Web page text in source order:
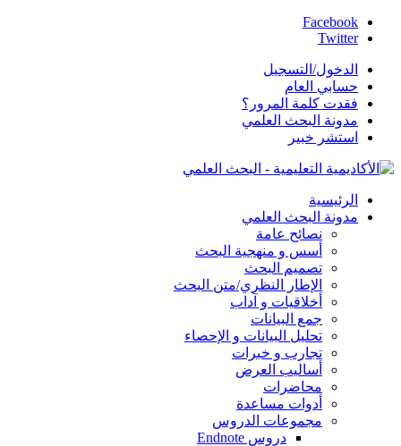
Facebook
Twitter
الدخول/التسجيل
حسابي العام
فقدت كلمة المرور؟
مدونة البحث العلمي
استشر خبير
الرئيسية
مدونة البحث العلمي
نصائح عامة
أسس و منهجية البحث
تصميم البحث
الإطار النظري/متن البحث
أخلاقيات و آداب
جمع البيانات
تحليل البيانات و الإحصاء
تجارب و خبرات
أساليب العرض
محاضرات
أدوات مساعدة
مجموعات الدروس
دروس Endnote